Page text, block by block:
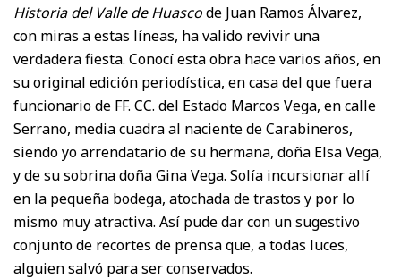
Historia del Valle de Huascode Juan Ramos Álvarez,
con miras a estas líneas, ha valido revivir una
verdadera fiesta. Conocí esta obra hace varios años, en
su original edición periodística, en casa del que fuera
funcionario de FF. CC. del Estado Marcos Vega, en calle
Serrano, media cuadra al naciente de Carabineros,
siendo yo arrendatario de su hermana, doña Elsa Vega,
y de su sobrina doña Gina Vega. Solía incursionar allí
en la pequeña bodega, atochada de trastos y por lo
mismo muy atractiva. Así pude dar con un sugestivo
conjunto de recortes de prensa que, a todas luces,
alguien salvó para ser conservados.